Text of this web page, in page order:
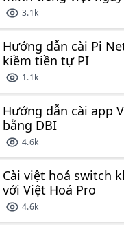
nintendo switch
3.1k
Hướng dẫn cài Pi
kiềm tiền tự PI
1.1k
Hướng dẫn cài app
bằng DBI
4.6k
Cài việt hoá switch
với Việt Hoá Pro
4.6k